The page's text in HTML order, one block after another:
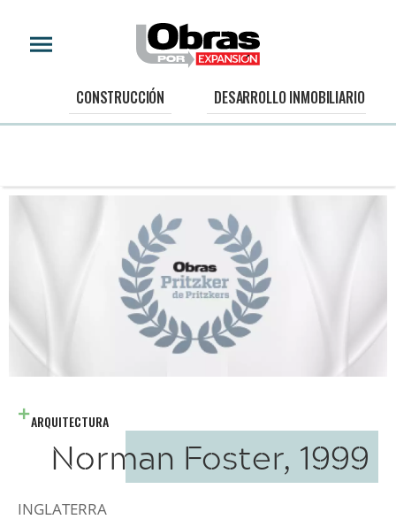
CONSTRUCCIÓN DESARROLLO INMOBILIARIO
ARQUITECTURA
Norman Foster, 1999
INGLATERRA